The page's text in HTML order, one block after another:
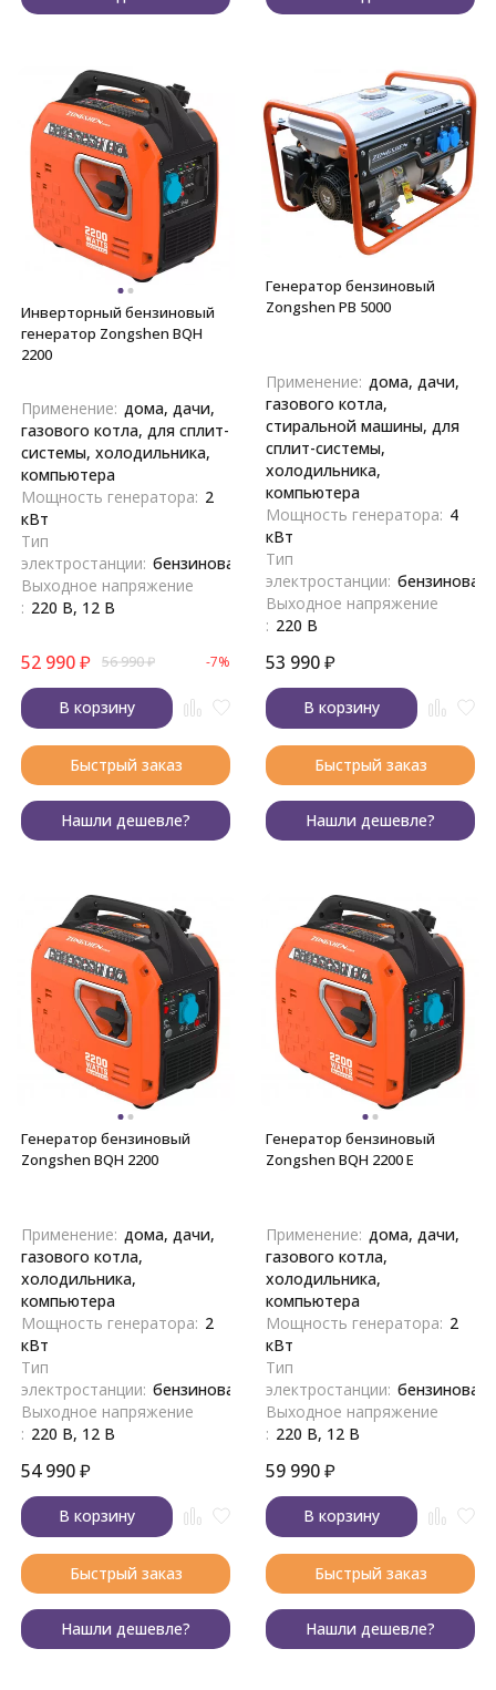
Инверторный бензиновый
генератор Zongshen BQH
2200
Применение: дома, дачи,
газового котла, для сплит-
системы, холодильника,
компьютера
Мощность генератора: 2
кВт
Тип
электростанции: бензиновая
Выходное напряжение
: 220 В, 12 В
52 990₽ 56 990₽ -7%
В корзину
Быстрый заказ
Нашли дешевле?
Генератор бензиновый
Zongshen PB 5000
Применение: дома, дачи,
газового котла,
стиральной машины, для
сплит-системы,
холодильника,
компьютера
Мощность генератора: 4
кВт
Тип
электростанции: бензиновая
Выходное напряжение
: 220 В
53 990₽
В корзину
Быстрый заказ
Нашли дешевле?
Генератор бензиновый
Zongshen BQH 2200
Применение: дома, дачи,
газового котла,
холодильника,
компьютера
Мощность генератора: 2
кВт
Тип
электростанции: бензиновая
Выходное напряжение
: 220 В, 12 В
54 990₽
В корзину
Быстрый заказ
Нашли дешевле?
Генератор бензиновый
Zongshen BQH 2200 E
Применение: дома, дачи,
газового котла,
холодильника,
компьютера
Мощность генератора: 2
кВт
Тип
электростанции: бензиновая
Выходное напряжение
: 220 В, 12 В
59 990₽
В корзину
Быстрый заказ
Нашли дешевле?